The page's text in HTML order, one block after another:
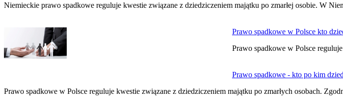
Niemieckie prawo spadkowe reguluje kwestie związane z dziedziczeniem majątku po zmarłej osobie. W
Prawo spadkowe w Polsce kto
Prawo spadkowe w Polsce
Prawo spadkowe - kto po kim
Prawo spadkowe w Polsce reguluje kwestie związane z dziedziczeniem majątku po zmarłych osobach.